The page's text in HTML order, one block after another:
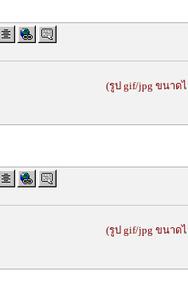
(รูป gif/jpg ขนาด
(รูป gif/jpg ขนาด